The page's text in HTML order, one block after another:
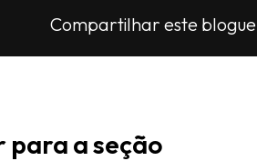
Compartilhar este blogue
para a seção